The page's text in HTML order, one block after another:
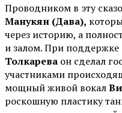
Проводником в эту
Манукян (Дава),
через историю, а
и залом. При поддержке
Толкарева он сделал
участниками
мощный живой вокал
роскошную пластику